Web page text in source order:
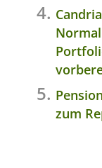
zum